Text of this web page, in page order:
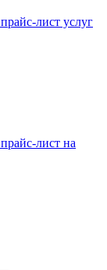
прайс-лист услуг
прайс-лист на